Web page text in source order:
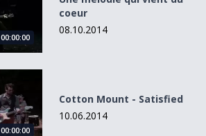
00:00:00
coeur
08.10.2014
00:00:00
Cotton Mount - Satisfied
10.06.2014